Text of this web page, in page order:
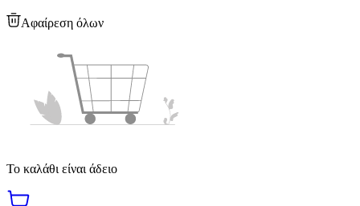
Αφαίρεση όλων
Το καλάθι είναι άδειο